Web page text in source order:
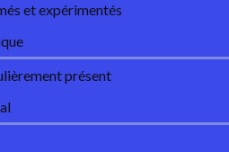
et expérimentés
présent